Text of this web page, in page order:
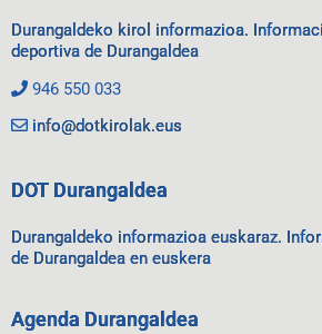
Durangaldeko kirol informazioa.
deportiva de Durangaldea
946 550 033
info@dotkirolak.eus
DOT Durangaldea
Durangaldeko informazioa euskaraz.
de Durangaldea en euskera
Agenda Durangaldea